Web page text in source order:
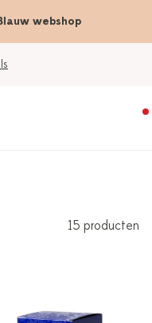
webshop
15 producten